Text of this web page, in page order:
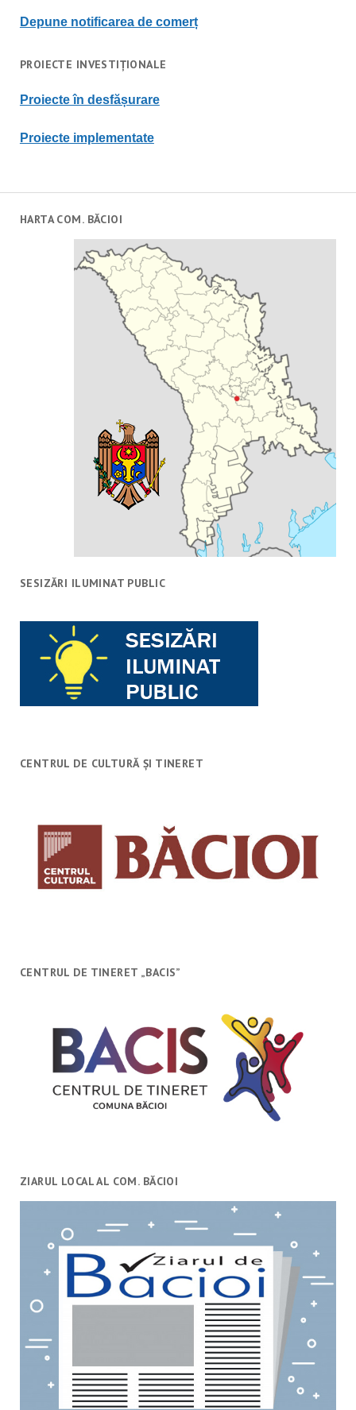
Depune notificarea de comerț
PROIECTE INVESTIȚIONALE
Proiecte în desfășurare
Proiecte implementate
HARTA COM. BĂCIOI
SESIZĂRI ILUMINAT PUBLIC
CENTRUL DE CULTURĂ ȘI TINERET
CENTRUL DE TINERET „BACIS”
ZIARUL LOCAL AL COM. BĂCIOI